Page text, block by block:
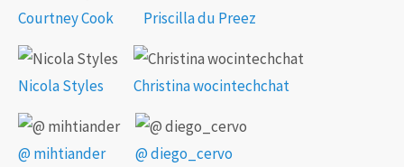
Courtney Cook Priscilla du Preez
Nicola Styles Christina wocintechchat
@ mihtiander @ diego_cervo